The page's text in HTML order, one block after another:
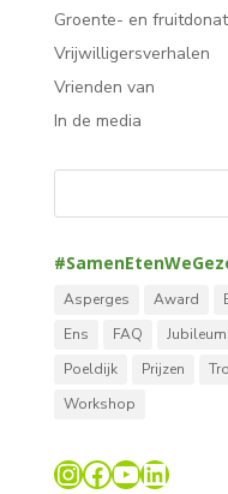
Groente- en
Vrijwilligersverhalen
Vrienden van
In de media
Asperges Award
Ens
FAQ Jubileum
Poeldijk
Prijzen
Workshop
Instagram
Facebook
YouTube